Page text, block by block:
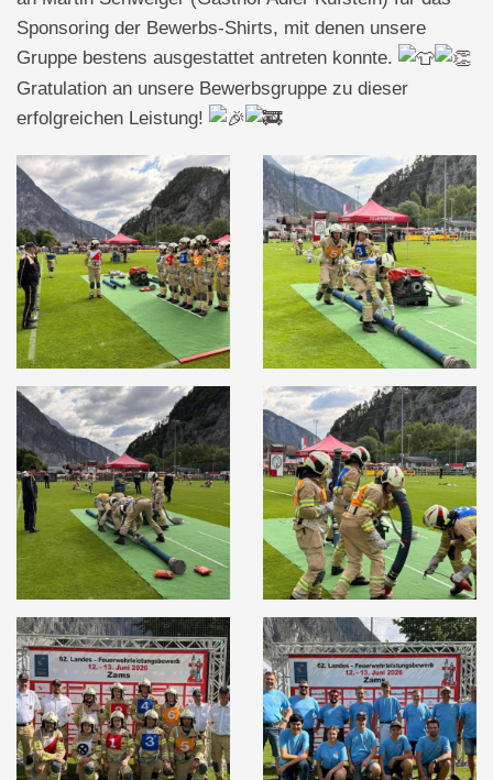
Sponsoring der Bewerbs-Shirts, mit denen unsere
Gruppe bestens ausgestattet antreten konnte.
Gratulation an unsere Bewerbsgruppe zu dieser
erfolgreichen Leistung!